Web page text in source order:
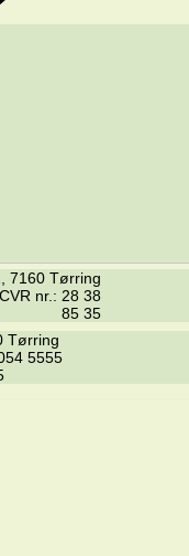
7160 Tørring
nr.: 28 38
85 35
Tørring
5555